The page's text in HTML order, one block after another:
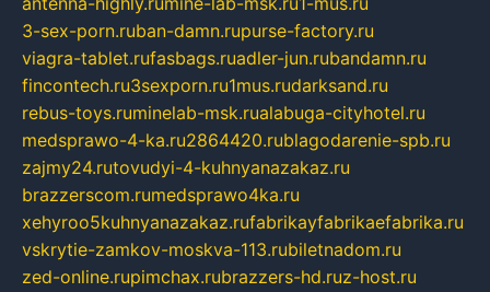
3-sex-porn.ruban-damn.rupurse-factory.ru
viagra-tablet.rufasbags.ruadler-jun.rubandamn.ru
fincontech.ru3sexporn.ru1mus.rudarksand.ru
rebus-toys.ruminelab-msk.rualabuga-cityhotel.ru
medsprawo-4-ka.ru2864420.rublagodarenie-spb.ru
zajmy24.rutovudyi-4-kuhnyanazakaz.ru
brazzerscom.rumedsprawo4ka.ru
xehyroo5kuhnyanazakaz.rufabrikayfabrikaefabrika.ru
vskrytie-zamkov-moskva-113.rubiletnadom.ru
zed-online.rupimchax.rubrazzers-hd.ruz-host.ru